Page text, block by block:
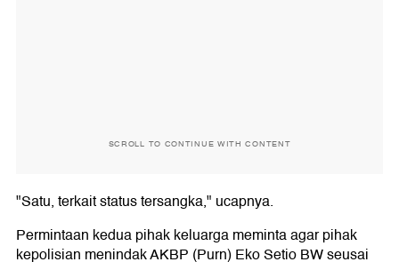
SCROLL TO CONTINUE WITH CONTENT
"Satu, terkait status tersangka," ucapnya.
Permintaan kedua pihak keluarga meminta agar pihak
kepolisian menindak AKBP (Purn) Eko Setio BW seusai